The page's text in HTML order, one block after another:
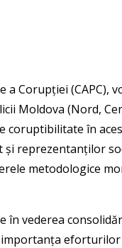
Corupției (CAPC),
Moldova (Nord,
coruptibilitate în
reprezentanților
metodologice
vederea